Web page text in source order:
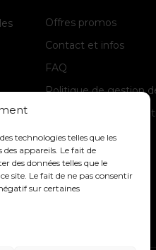
technologies telles que les
appareils. Le fait de
des données telles que le
site. Le fait de ne pas consentir
sur certaines
Offres promos
Contact et infos
FAQ
Politique de gestion
Politique de
Mentions légales